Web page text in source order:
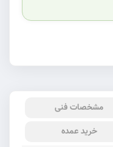
مشخصات فنی
خرید عمده